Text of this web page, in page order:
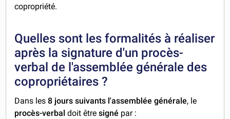
copropriété.
Quelles sont les formalités à réaliser
après la signature d'un procès-
verbal de l'assemblée générale des
copropriétaires ?
Dans les 8 jours suivants l'assemblée générale, le
procès-verbaldoit être signé par :